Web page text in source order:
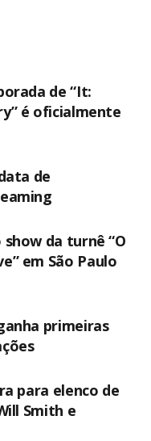
de “It:
é oficialmente
de
da turnê “O
em São Paulo
primeiras
para elenco de
Smith e